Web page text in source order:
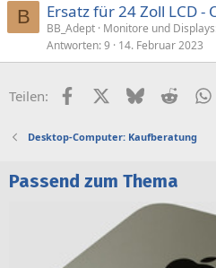
B Ersatz für 24 Zoll LCD -
BB_Adept Monitore und
Antworten 9 14. Februar 2023
Teilen: FacebookX (Twitter)
BlueskyReddit
Desktop-Computer: Kaufberatung
Passend zum Thema